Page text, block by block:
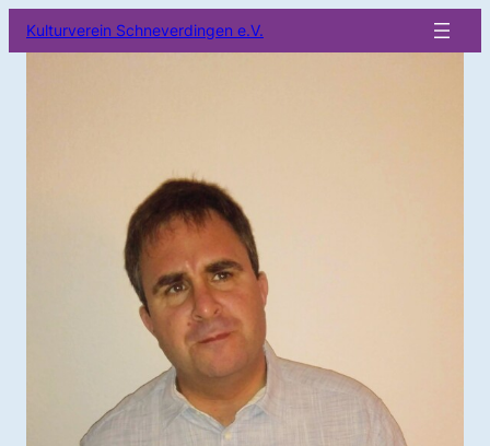
Kulturverein Schneverdingen e.V.